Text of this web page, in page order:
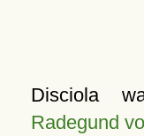
Disciola
Radegund